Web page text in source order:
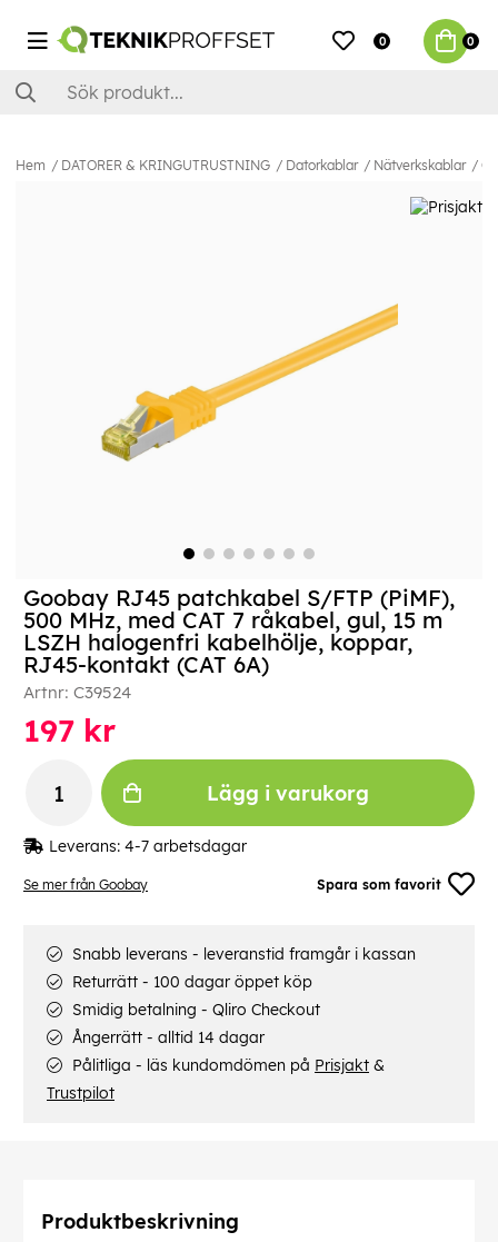
0 0
Hem DATORER & KRINGUTRUSTNING Datorkablar Nätverkskablar
Se mer från Goobay Spara som favorit
Goobay RJ45 patchkabel S/FTP (PiMF),
500 MHz, med CAT 7 råkabel, gul, 15 m
LSZH halogenfri kabelhölje, koppar,
RJ45-kontakt (CAT 6A)
Artnr: C39524
197 kr
Lägg i varukorg
Leverans: 4-7 arbetsdagar
Snabb leverans - leveranstid framgår i kassan
Returrätt - 100 dagar öppet köp
Smidig betalning - Qliro Checkout
Ångerrätt - alltid 14 dagar
Pålitliga - läs kundomdömen på Prisjakt &
Trustpilot
Produktbeskrivning